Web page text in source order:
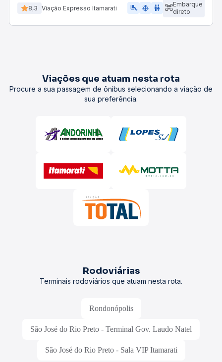
8,3 Viação Expresso Itamarati airline_seat_legroom_extra ac_unit wc
Embarque
direto
Viações que atuam nesta rota
Procure a sua passagem de ônibus selecionando a viação de
sua preferência.
Rodoviárias
Terminais rodoviários que atuam nesta rota.
Rondonópolis
São José do Rio Preto - Terminal Gov. Laudo Natel
São José do Rio Preto - Sala VIP Itamarati